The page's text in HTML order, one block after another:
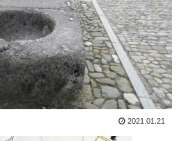
2021.01.21